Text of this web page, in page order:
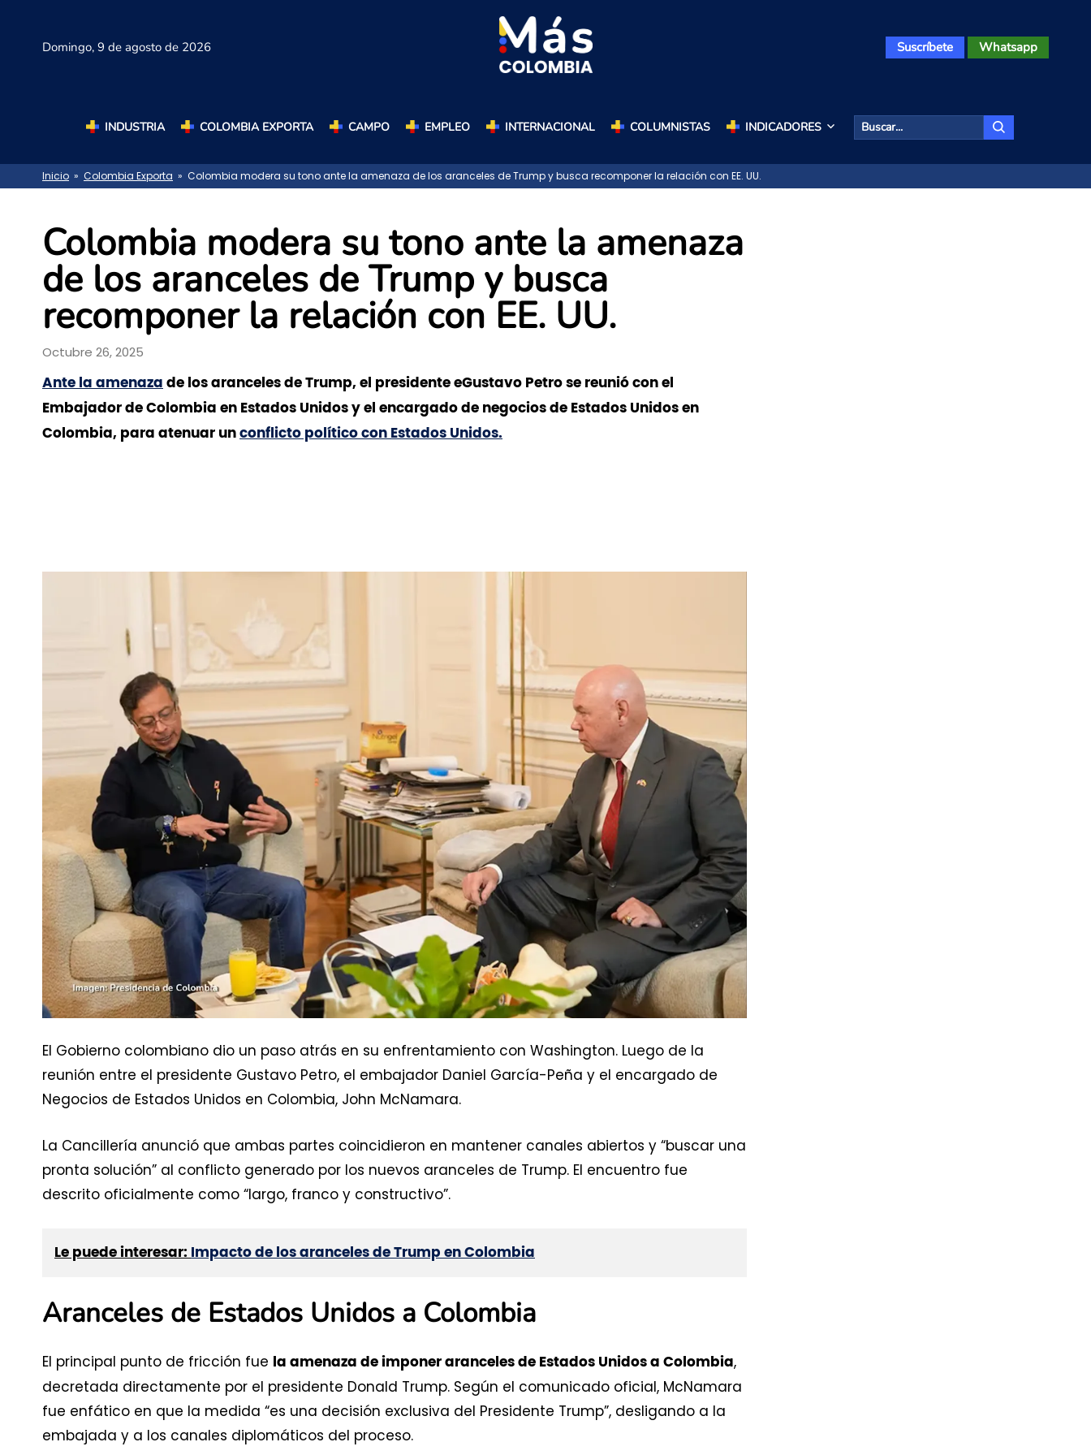
Domingo, 9 de agosto de 2026 Suscríbete Whatsapp
INDUSTRIA COLOMBIA EXPORTA CAMPO EMPLEO INTERNACIONAL COLUMNISTAS INDICADORES
Inicio » Colombia Exporta » Colombia modera su tono ante la amenaza de los aranceles de Trump y busca recomponer la relación con EE. UU.
Colombia modera su tono ante la amenaza
de los aranceles de Trump y busca
recomponer la relación con EE. UU.
Octubre 26, 2025
Ante la amenaza de los aranceles de Trump, el presidente eGustavo Petro se reunió con el
Embajador de Colombia en Estados Unidos y el encargado de negocios de Estados Unidos en
Colombia, para atenuar un conflicto político con Estados Unidos.
El Gobierno colombiano dio un paso atrás en su enfrentamiento con Washington. Luego de la
reunión entre el presidente Gustavo Petro, el embajador Daniel García-Peña y el encargado de
Negocios de Estados Unidos en Colombia, John McNamara.
La Cancillería anunció que ambas partes coincidieron en mantener canales abiertos y “buscar una
pronta solución” al conflicto generado por los nuevos aranceles de Trump. El encuentro fue
descrito oficialmente como “largo, franco y constructivo”.
Le puede interesar: Impacto de los aranceles de Trump en Colombia
Aranceles de Estados Unidos a Colombia
El principal punto de fricción fue la amenaza de imponer aranceles de Estados Unidos a Colombia,
decretada directamente por el presidente Donald Trump. Según el comunicado oficial, McNamara
fue enfático en que la medida “es una decisión exclusiva del Presidente Trump”, desligando a la
embajada y a los canales diplomáticos del proceso.